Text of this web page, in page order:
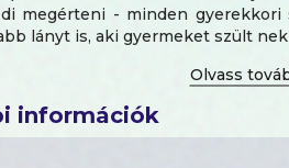
megérteni - minden
lányt is, aki gyermeket szült
Gyógyulnia kell - ha másért
két kislányát. Az esendő,
beszélni kezd arról, amiről
abúzusról. A történet
információk